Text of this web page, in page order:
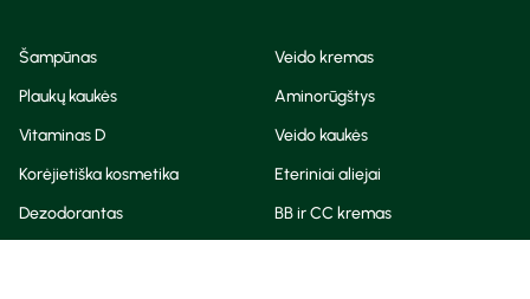
Šampūnas
Veido kremas
Plaukų kaukės
Aminorūgštys
Vitaminas D
Veido kaukės
Korėjietiška kosmetika
Eteriniai aliejai
Dezodorantas
BB ir CC kremas